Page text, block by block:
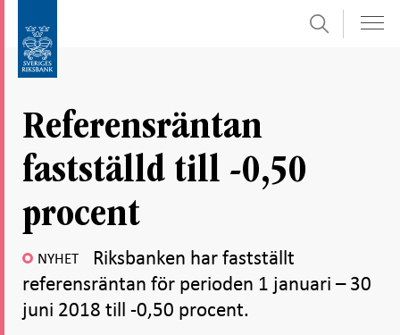
direkt
undersidor
Sök
Referensräntan
fastställd till -0,50
procent
NYHET
Riksbanken har fastställt
referensräntan för perioden 1 januari – 30
juni 2018 till -0,50 procent.